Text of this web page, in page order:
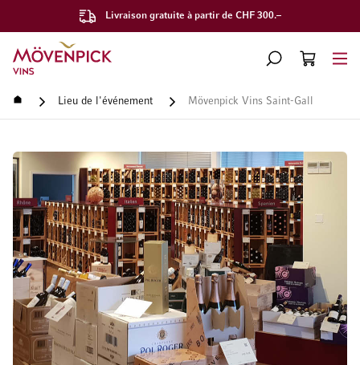
Livraison gratuite à partir de CHF 300.–
Aller à la page d'accueil
CHERCHERPANIER
Accueil Lieu de l'événement Mövenpick Vins Saint-Gall